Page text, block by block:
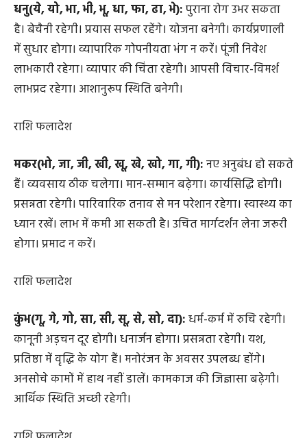
राशि फलादेश
धनु(ये, यो, भा, भी, भू, धा, फा, ढा, भे): पुराना रोग उभर सकता
है। बेचैनी रहेगी। प्रयास सफल रहेंगे। योजना बनेगी। कार्यप्रणाली
में सुधार होगा। व्यापारिक गोपनीयता भंग न करें। पूंजी निवेश
लाभकारी रहेगा। व्यापार की चिंता रहेगी। आपसी विचार-विमर्श
राशि फलादेश
मकर(भो, जा, जी, खी, खू, खे, खो, गा, गी): नए अनुबंध हो सकते
हैं। व्यवसाय ठीक चलेगा। मान-सम्मान बढ़ेगा। कार्यसिद्धि होगी।
प्रसन्नता रहेगी। पारिवारिक तनाव से मन परेशान रहेगा। स्वास्थ्य का
ध्यान रखें। लाभ में कमी आ सकती है। उचित मार्गदर्शन लेना जरूरी
राशि फलादेश
कुंभ(गू, गे, गो, सा, सी, सू, से, सो, दा):धर्म-कर्म में रुचि रहेगी।
कानूनी अड़चन दूर होगी। धनार्जन होगा। प्रसन्नता रहेगी। यश,
प्रतिष्ठा में वृद्धि के योग हैं। मनोरंजन के अवसर उपलब्ध होंगे।
अनसोचे कामों में हाथ नहीं डालें। कामकाज की जिज्ञासा बढ़ेगी।